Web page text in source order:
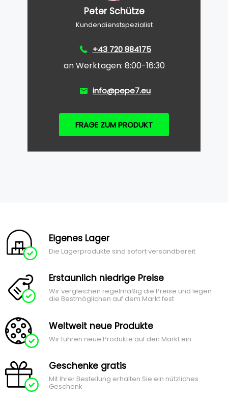
Peter Schütze
Kundendienstspezialist
+43 720 884175
an Werktagen: 8:00-16:30
info@pepe7.eu
FRAGE ZUM PRODUKT
Eigenes Lager
Die Lagerprodukte sind sofort versandbereit
Erstaunlich niedrige Preise
Wir vergleichen regelmäßig die Preise und legen
die Bestmöglichen auf dem Markt fest
Weltweit neue Produkte
Wir führen neue Produkte auf den Markt ein.
Geschenke gratis
Mit Ihrer Bestellung erhalten Sie ein nützliches
Geschenk